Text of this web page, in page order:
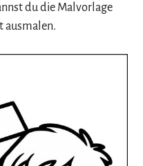
du die Malvorlage
ausmalen.